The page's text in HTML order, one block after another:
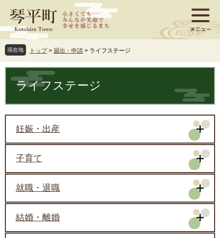
ジ
先
頭
で
ュ
を
飛
ば
現在地 トップ > 届出・申請 > ライフステージ
文
ライフステージ
妊娠・出産
子育て
就職・退職
結婚・離婚